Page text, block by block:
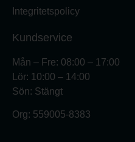
Integritetspolicy
Kundservice
Mån – Fre: 08:00 – 17:00
Lör: 10:00 – 14:00
Sön: Stängt
Org: 559005-8383